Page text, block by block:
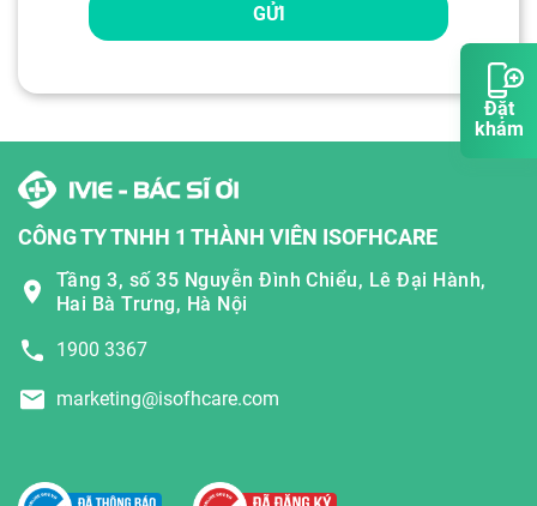
Đặt
khám
GỬI
CÔNG TY TNHH 1 THÀNH VIÊN ISOFHCARE
Tầng 3, số 35 Nguyễn Đình Chiểu, Lê Đại Hành,
Hai Bà Trưng, Hà Nội
1900 3367
marketing@isofhcare.com